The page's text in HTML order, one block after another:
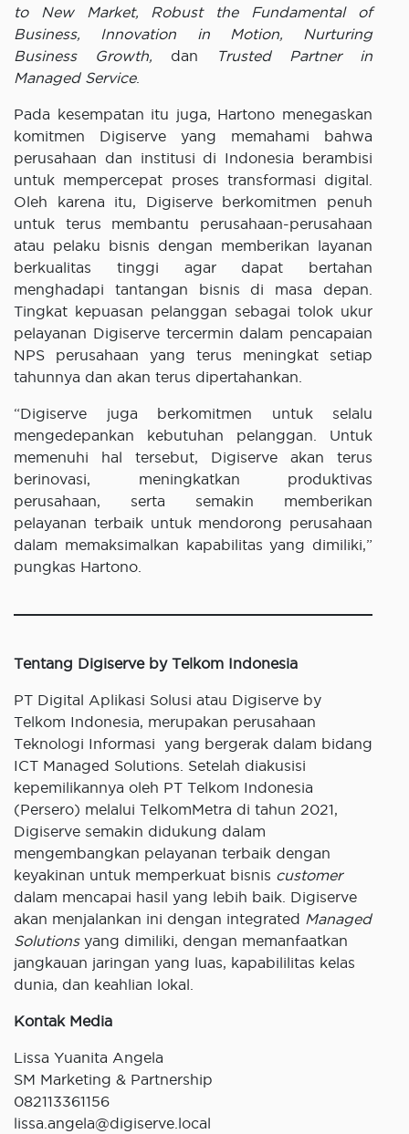
to New Market, Robust the Fundamental of
Business, Innovation in Motion, Nurturing
Business Growth, dan Trusted Partner in
Managed Service.
Pada kesempatan itu juga, Hartono menegaskan
komitmen Digiserve yang memahami bahwa
perusahaan dan institusi di Indonesia berambisi
untuk mempercepat proses transformasi digital.
Oleh karena itu, Digiserve berkomitmen penuh
untuk terus membantu perusahaan-perusahaan
atau pelaku bisnis dengan memberikan layanan
berkualitas tinggi agar dapat bertahan
menghadapi tantangan bisnis di masa depan.
Tingkat kepuasan pelanggan sebagai tolok ukur
pelayanan Digiserve tercermin dalam pencapaian
NPS perusahaan yang terus meningkat setiap
tahunnya dan akan terus dipertahankan.
“Digiserve juga berkomitmen untuk selalu
mengedepankan kebutuhan pelanggan. Untuk
memenuhi hal tersebut, Digiserve akan terus
berinovasi, meningkatkan produktivas
perusahaan, serta semakin memberikan
pelayanan terbaik untuk mendorong perusahaan
dalam memaksimalkan kapabilitas yang dimiliki,”
pungkas Hartono.
Tentang Digiserve by Telkom Indonesia
PT Digital Aplikasi Solusi atau Digiserve by
Telkom Indonesia, merupakan perusahaan
Teknologi Informasi yang bergerak dalam bidang
ICT Managed Solutions. Setelah diakusisi
kepemilikannya oleh PT Telkom Indonesia
(Persero) melalui TelkomMetra di tahun 2021,
Digiserve semakin didukung dalam
mengembangkan pelayanan terbaik dengan
keyakinan untuk memperkuat bisnis customer
dalam mencapai hasil yang lebih baik. Digiserve
akan menjalankan ini dengan integrated Managed
Solutionsyang dimiliki, dengan memanfaatkan
jangkauan jaringan yang luas, kapabililitas kelas
dunia, dan keahlian lokal.
Kontak Media
Lissa Yuanita Angela
SM Marketing & Partnership
082113361156
lissa.angela@digiserve.local